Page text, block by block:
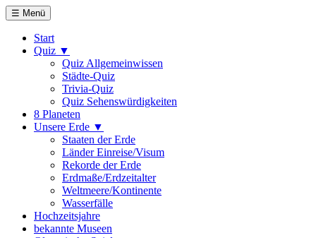
☰ Menü
Start
Quiz ▼
Quiz Allgemeinwissen
Städte-Quiz
Trivia-Quiz
Quiz Sehenswürdigkeiten
8 Planeten
Unsere Erde ▼
Staaten der Erde
Länder Einreise/Visum
Rekorde der Erde
Erdmaße/Erdzeitalter
Weltmeere/Kontinente
Wasserfälle
Hochzeitsjahre
bekannte Museen